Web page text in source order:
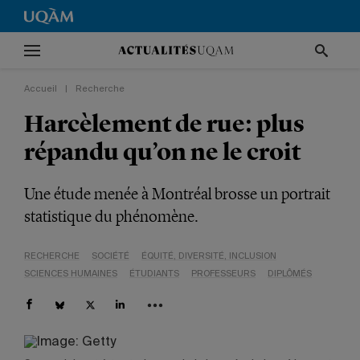
Accueil Recherche
Harcèlement de rue: plus
répandu qu’on ne le croit
Une étude menée à Montréal brosse un portrait
statistique du phénomène.
RECHERCHE SOCIÉTÉ
ÉQUITÉ, DIVERSITÉ, INCLUSION
SCIENCES HUMAINES
ÉTUDIANTS PROFESSEURS DIPLÔMÉS